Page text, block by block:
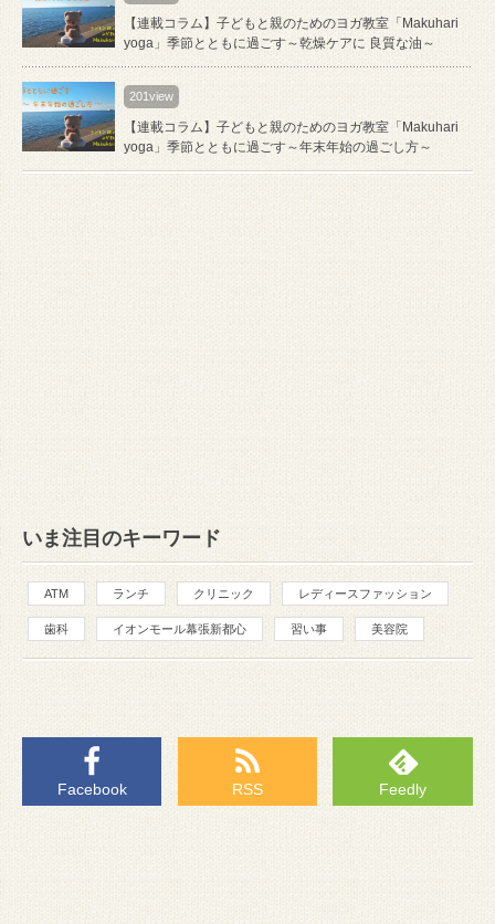
【連載コラム】子どもと親のためのヨガ教室「Makuhari
yoga」季節とともに過ごす～乾燥ケアに 良質な油～
201view
【連載コラム】子どもと親のためのヨガ教室「Makuhari
yoga」季節とともに過ごす～年末年始の過ごし方～
いま注目のキーワード
ATM ランチ クリニック レディースファッション
歯科 イオンモール幕張新都心 習い事 美容院
Facebook RSS Feedly